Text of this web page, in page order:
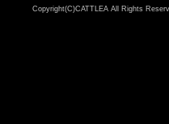
Copyright(C)CATTLEA All Rights